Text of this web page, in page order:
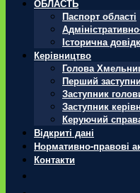
ОБЛАСТЬ
Паспорт області
Історична
Керівництво
Голова
Перший
Заступник
Заступник
Керуючий
Відкриті дані
Нормативно-правові
Контакти